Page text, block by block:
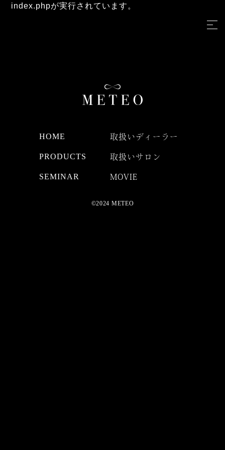
index.phpが実行されています。
HOME
PRODUCTS
SEMINAR
取扱いディーラー
取扱いサロン
MOVIE
©2024 METEO